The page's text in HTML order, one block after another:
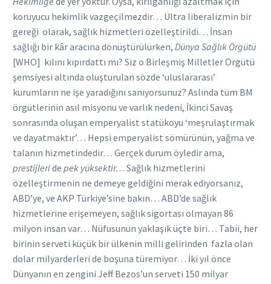
koruyucu hekimlik vazgeçilmezdir… Ultra liberalizmin bir
gereği olarak, sağlık hizmetleri özelleştirildi… İnsan
sağlığı bir kâr aracına dönüştürülürken, Dünya Sağlık Örgütü
[WHO] kılını kıpırdattı mı? Siz o Birleşmiş Milletler Örgütü
şemsiyesi altında oluşturulan sözde ‘uluslararası’
kurumların ne işe yaradığını sanıyorsunuz? Aslında tüm BM
örgütlerinin asıl misyonu ve varlık nedeni, İkinci Savaş
sonrasında oluşan emperyalist statükoyu ‘meşrulaştırmak
ve dayatmaktır’… Hepsi emperyalist sömürünün, yağma ve
talanın hizmetindedir… Gerçek durum öyledir ama,
prestijleride pek yüksektir… Sağlık hizmetlerini
özelleştirmenin ne demeye geldiğini merak ediyorsanız,
ABD’ye, ve AKP Türkiye’sine bakın… ABD’de sağlık
hizmetlerine erişemeyen, sağlık sigortası olmayan 86
milyon insan var… Nüfusunun yaklaşık üçte biri… Tabii, her
birinin serveti küçük bir ülkenin milli gelirinden fazla olan
dolar milyarderleri de boşuna türemiyor… İki yıl önce
Dünyanın en zengini Jeff Bezos’un serveti 150 milyar